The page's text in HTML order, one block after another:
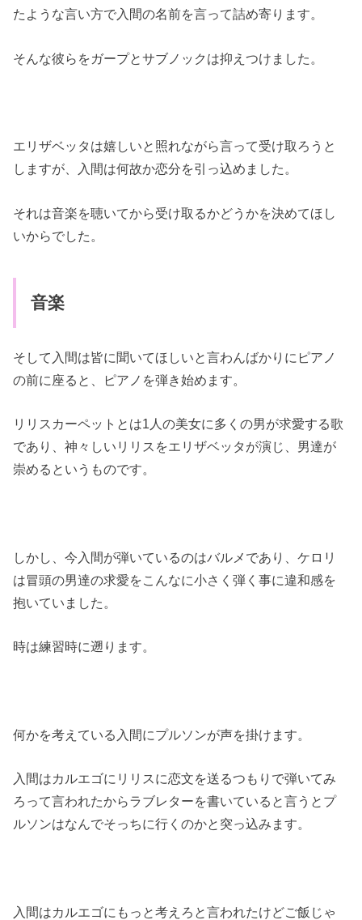
たような言い方で入間の名前を言って詰め寄ります。
そんな彼らをガープとサブノックは抑えつけました。
エリザベッタは嬉しいと照れながら言って受け取ろうと
しますが、入間は何故か恋分を引っ込めました。
それは音楽を聴いてから受け取るかどうかを決めてほし
いからでした。
音楽
そして入間は皆に聞いてほしいと言わんばかりにピアノ
の前に座ると、ピアノを弾き始めます。
リリスカーペットとは1人の美女に多くの男が求愛する歌
であり、神々しいリリスをエリザベッタが演じ、男達が
崇めるというものです。
しかし、今入間が弾いているのはバルメであり、ケロリ
は冒頭の男達の求愛をこんなに小さく弾く事に違和感を
抱いていました。
時は練習時に遡ります。
何かを考えている入間にプルソンが声を掛けます。
入間はカルエゴにリリスに恋文を送るつもりで弾いてみ
ろって言われたからラブレターを書いていると言うとプ
ルソンはなんでそっちに行くのかと突っ込みます。
入間はカルエゴにもっと考えろと言われたけどご飯じゃ